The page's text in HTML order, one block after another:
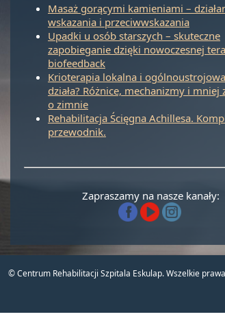
Masaż gorącymi kamieniami –
wskazania i przeciwwskazania
Upadki u osób starszych – skuteczne
zapobieganie dzięki nowoczesnej
biofeedback
Krioterapia lokalna i
działa? Różnice, mechanizmy i mniej
o zimnie
Rehabilitacja Ścięgna Achillesa.
przewodnik.
Zapraszamy na nasze kanały:
© Centrum Rehabilitacji Szpitala Eskulap. Wszelkie